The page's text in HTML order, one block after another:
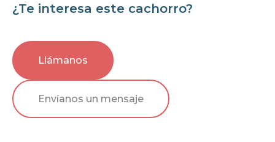
¿Te interesa este cachorro?
Llámanos
Envíanos un mensaje